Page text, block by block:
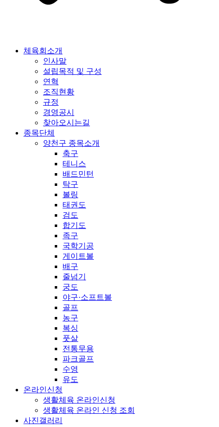
체육회소개
인사말
설립목적 및 구성
연혁
조직현황
규정
경영공시
찾아오시는길
종목단체
양천구 종목소개
축구
테니스
배드민턴
탁구
볼링
태권도
검도
합기도
족구
국학기공
게이트볼
배구
줄넘기
궁도
야구·소프트볼
골프
농구
복싱
풋살
전통무용
파크골프
수영
유도
온라인신청
생활체육 온라인신청
생활체육 온라인 신청 조회
사진갤러리